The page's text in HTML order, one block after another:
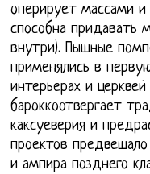
оперирует массами
способна придавать
внутри). Пышные
применялись в
интерьерах и
бароккоотвергает
каксуеверия и
проектов
и ампира позднего